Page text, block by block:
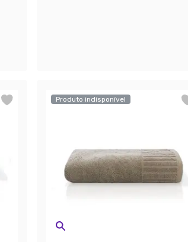
Produto indisponível